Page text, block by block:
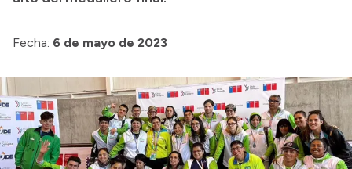
Convocatorias
Login
Fecha: 6 de mayo de 2023